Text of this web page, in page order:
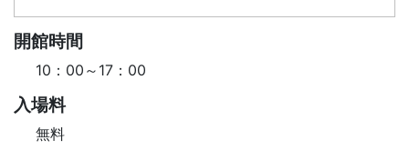
開館時間
10：00～17：00
入場料
無料